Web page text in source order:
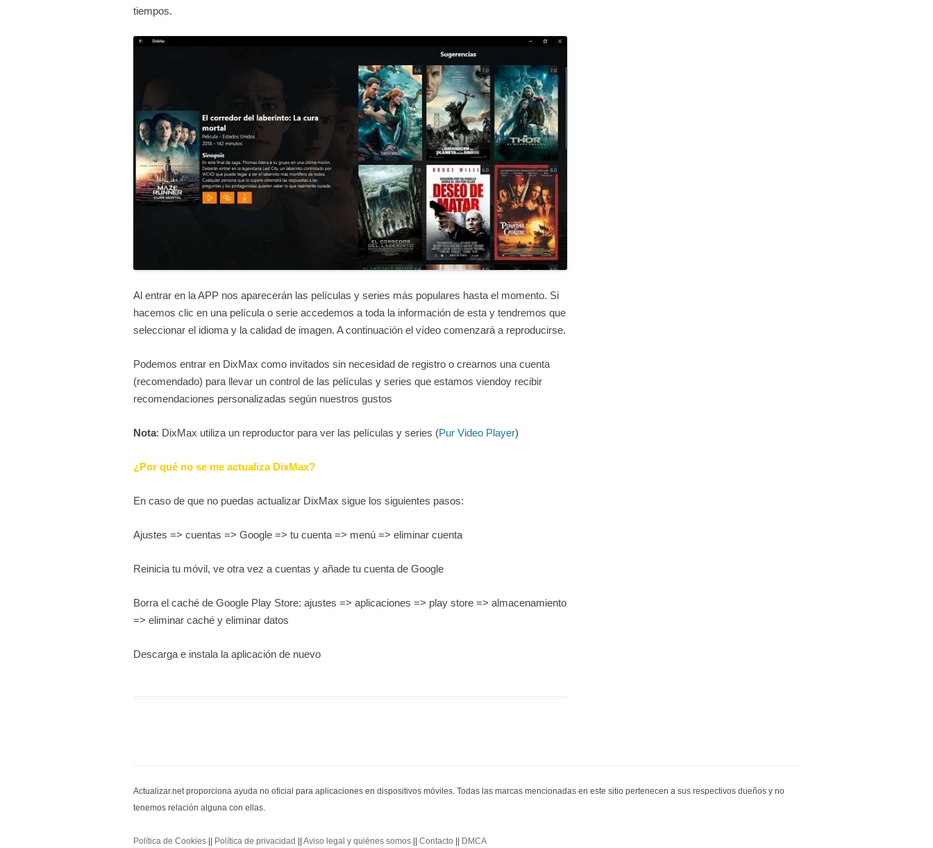
tiempos.
Al entrar en la APP nos aparecerán las películas y series más populares hasta el momento. Si
hacemos clic en una película o serie accedemos a toda la información de esta y tendremos que
seleccionar el idioma y la calidad de imagen. A continuación el vídeo comenzará a reproducirse.
Podemos entrar en DixMax como invitados sin necesidad de registro o crearnos una cuenta
(recomendado) para llevar un control de las películas y series que estamos viendoy recibir
recomendaciones personalizadas según nuestros gustos
Nota: DixMax utiliza un reproductor para ver las películas y series (Pur Video Player)
¿Por qué no se me actualiza DixMax?
En caso de que no puedas actualizar DixMax sigue los siguientes pasos:
Ajustes => cuentas => Google => tu cuenta => menú => eliminar cuenta
Reinicia tu móvil, ve otra vez a cuentas y añade tu cuenta de Google
Borra el caché de Google Play Store: ajustes => aplicaciones => play store => almacenamiento
=> eliminar caché y eliminar datos
Descarga e instala la aplicación de nuevo
Actualizar.net proporciona ayuda no oficial para aplicaciones en dispositivos móviles. Todas las marcas mencionadas en este sitio pertenecen a sus respectivos dueños y no
tenemos relación alguna con ellas.
Política de Cookies || Política de privacidad || Aviso legal y quiénes somos || Contacto || DMCA